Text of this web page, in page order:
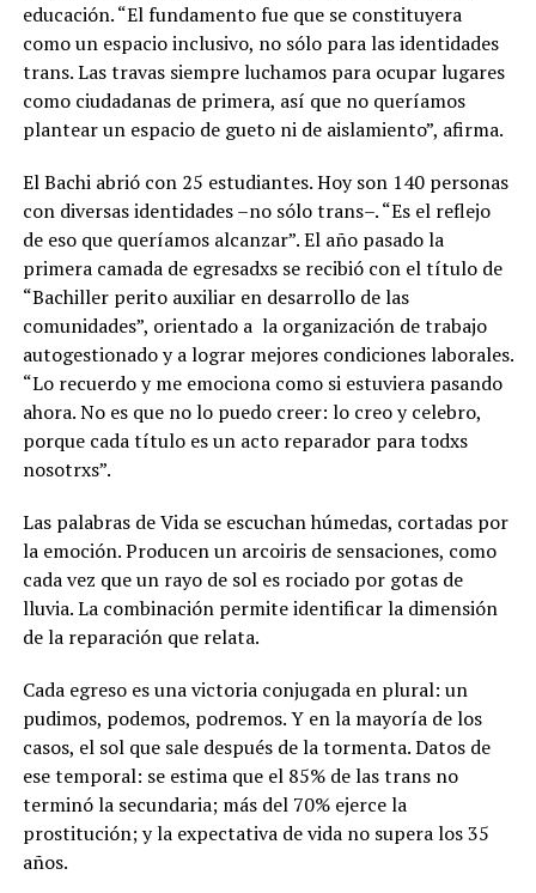
educación.“El fundamento fue que se constituyera
como un espacio inclusivo, no sólo para las identidades
trans. Las travas siempre luchamos para ocupar lugares
como ciudadanas de primera, así que no queríamos
plantear un espacio de gueto ni de aislamiento”, afirma.
El Bachi abrió con 25 estudiantes. Hoy son 140 personas
con diversas identidades –no sólo trans–. “Es el reflejo
de eso que queríamos alcanzar”. El año pasado la
primera camada de egresadxs se recibió con el título de
“Bachiller perito auxiliar en desarrollo de las
comunidades”, orientado a la organización de trabajo
autogestionado y a lograr mejores condiciones laborales.
“Lo recuerdo y me emociona como si estuviera pasando
ahora. No es que no lo puedo creer: lo creo y celebro,
porque cada título es un acto reparador para todxs
nosotrxs”.
Las palabras de Vida se escuchan húmedas, cortadas por
la emoción. Producen un arcoiris de sensaciones, como
cada vez que un rayo de sol es rociado por gotas de
lluvia. La combinación permite identificar la dimensión
de la reparación que relata.
Cada egreso es una victoria conjugada en plural: un
pudimos, podemos, podremos. Y en la mayoría de los
casos, el sol que sale después de la tormenta. Datos de
ese temporal: se estima que el 85% de las trans no
terminó la secundaria; más del 70% ejerce la
prostitución; y la expectativa de vida no supera los 35
años.